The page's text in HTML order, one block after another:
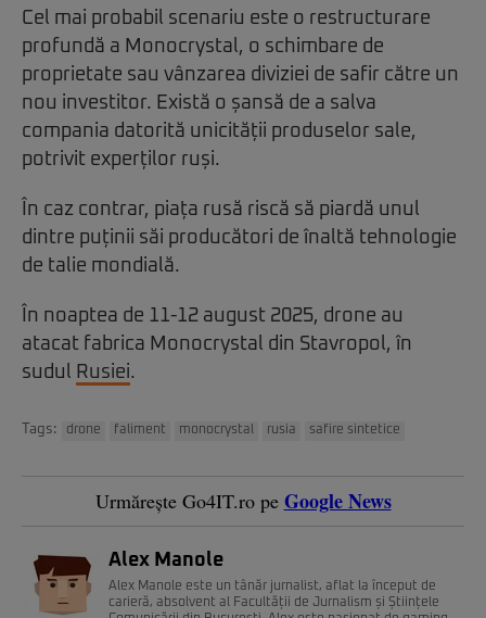
Cel mai probabil scenariu este o restructurare
profundă a Monocrystal, o schimbare de
proprietate sau vânzarea diviziei de safir către un
nou investitor. Există o șansă de a salva
compania datorită unicității produselor sale,
potrivit experților ruși.
În caz contrar, piața rusă riscă să piardă unul
dintre puținii săi producători de înaltă tehnologie
de talie mondială.
În noaptea de 11-12 august 2025, drone au
atacat fabrica Monocrystal din Stavropol, în
sudul Rusiei.
Tags: drone faliment monocrystal rusia safire sintetice
Urmărește Go4IT.ro pe Google News
Alex Manole
Alex Manole este un tânăr jurnalist, aflat la început de
carieră, absolvent al Facultății de Jurnalism și Științele